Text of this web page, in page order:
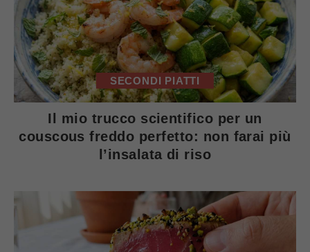
SECONDI PIATTI
Il mio trucco scientifico per un
couscous freddo perfetto: non farai più
l’insalata di riso